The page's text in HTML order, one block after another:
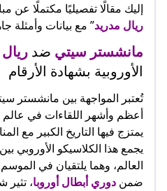
إليك مقالًا تفصيليًا مكتملًا عن
ريال مدريد” مع بيانات وأمثلة
مانشستر سيتي ضد
الأوروبية بشهادة الأرقام
تُعتبر المواجهة بين مانشستر
أعظم وأشهر اللقاءات في عالم
يمتزج فيها التاريخ الكبير مع
يجمع هذا الكلاسيكو الأوروبي
ضمن دوري أبطال أوروبا، تثير